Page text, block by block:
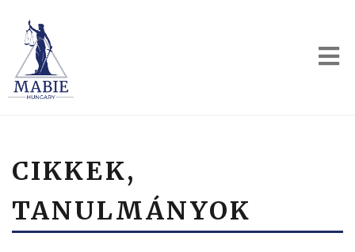
CIKKEK,
TANULMÁNYOK